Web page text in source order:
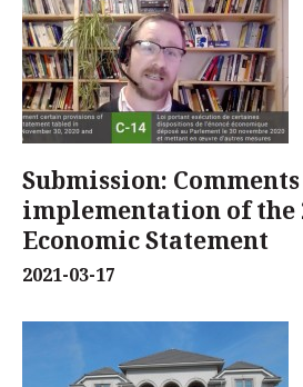
Submission:
implementation of the
Economic Statement
2021-03-17